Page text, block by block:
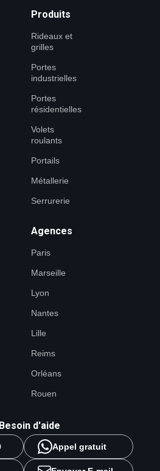
Produits
Rideaux et
grilles
Portes
industrielles
Portes
résidentielles
Volets
roulants
Portails
Métallerie
Serrurerie
Agences
Paris
Marseille
Lyon
Nantes
Lille
Reims
Orléans
Rouen
d'aide
Appel gratuit